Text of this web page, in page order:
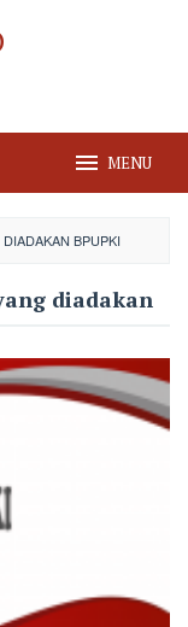
MENU
BPUPKI
diadakan